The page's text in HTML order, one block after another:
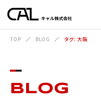
TOP BLOG タグ: 大阪
BLOG